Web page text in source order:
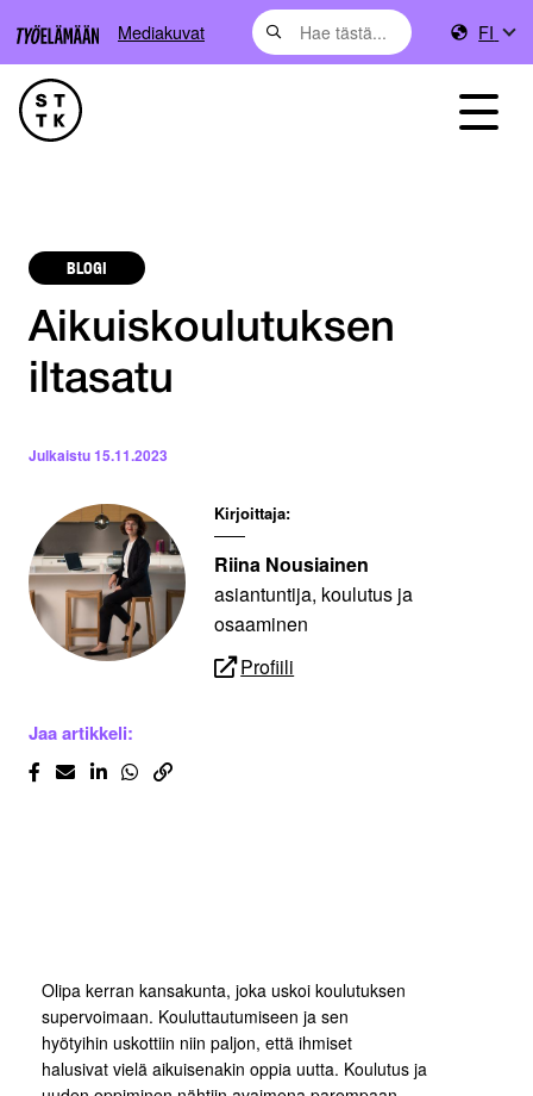
Mediakuvat FI
BLOGI
Aikuiskoulutuksen
iltasatu
Julkaistu15.11.2023
Kirjoittaja:
Riina Nousiainen
asiantuntija, koulutus ja
osaaminen
Profiili
Jaa artikkeli:
Olipa kerran kansakunta, joka uskoi koulutuksen
supervoimaan. Kouluttautumiseen ja sen
hyötyihin uskottiin niin paljon, että ihmiset
halusivat vielä aikuisenakin oppia uutta. Koulutus ja